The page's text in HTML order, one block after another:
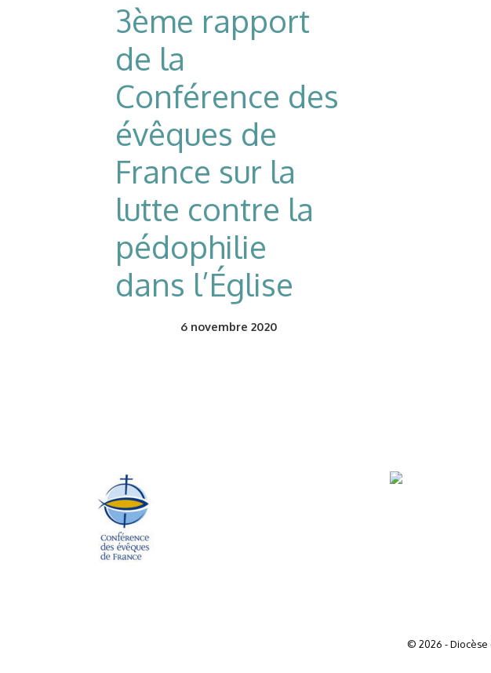
3ème rapport
de la
Conférence des
évêques de
France sur la
lutte contre la
pédophilie
dans l’Église
6 novembre 2020
© 2026 - Diocèse